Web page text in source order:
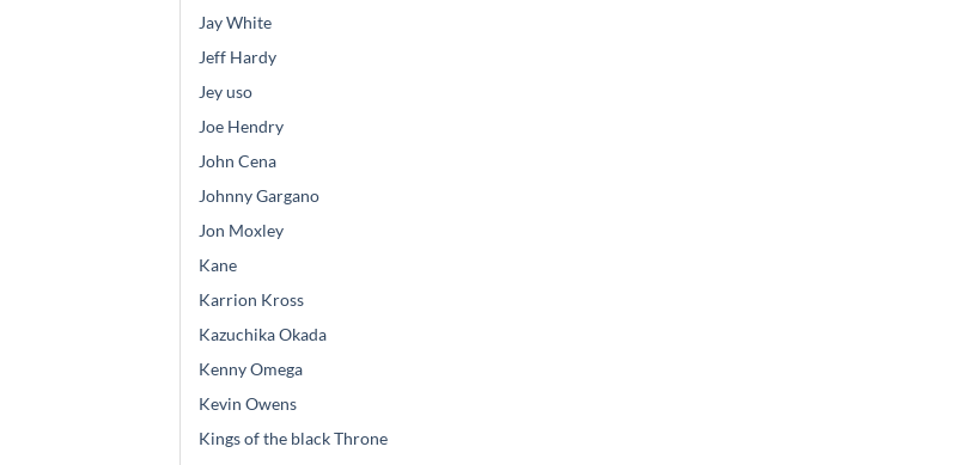
Jay White
Jeff Hardy
Jey uso
Joe Hendry
John Cena
Johnny Gargano
Jon Moxley
Kane
Karrion Kross
Kazuchika Okada
Kenny Omega
Kevin Owens
Kings of the black Throne